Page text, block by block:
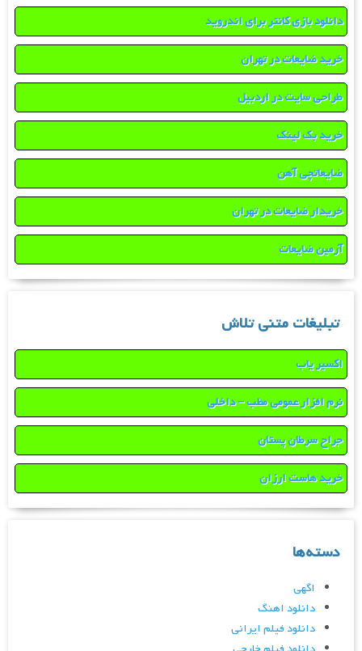
دانلود بازی کانتر برای اندروید
خرید ضایعات در تهران
طراحی سایت در اردبیل
خرید بک لینک
ضایعاتچی آهن
خریدار ضایعات در تهران
آرمین ضایعات
تبلیغات متنی تلاش
اکسیر یاب
نرم افزار عمومی مطب – داخلی
جراح سرطان پستان
خرید هاست ارزان
دسته‌ها
اگهی
دانلود اهنگ
دانلود فیلم ایرانی